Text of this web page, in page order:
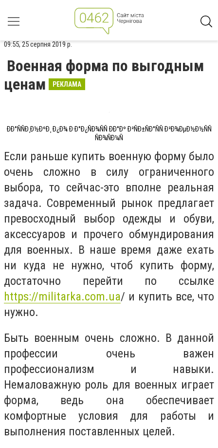
09:55, 25 серпня 2019 р.
Военная форма по выгодным
ценам
РЕКЛАМА
ÐÐ°ÑÑÐ¸Ð½ÐºÐ¸ Ð¿Ð¾ Ð·Ð°Ð¿ÑÐ¾ÑÑ ÐÐ°Ðº Ð²ÑÐ±ÑÐ°ÑÑ Ð²Ð¾ÐµÐ½Ð½ÑÑ
ÑÐ¾ÑÐ¼Ñ
Если раньше купить военную форму было
очень сложно в силу ограниченного
выбора, то сейчас-это вполне реальная
задача. Современный рынок предлагает
превосходный выбор одежды и обуви,
аксессуаров и прочего обмундирования
для военных. В наше время даже ехать
ни куда не нужно, чтоб купить форму,
достаточно перейти по ссылке
https://militarka.com.ua/ и купить все, что
нужно.
Быть военным очень сложно. В данной
профессии очень важен
профессионализм и навыки.
Немаловажную роль для военных играет
форма, ведь она обеспечивает
комфортные условия для работы и
выполнения поставленных целей.